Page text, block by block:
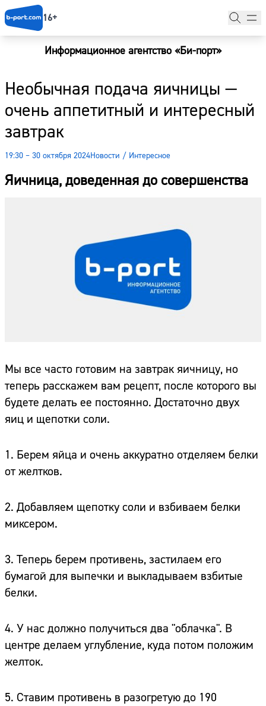
16+
Информационное агентство «Би-порт»
Необычная подача яичницы —
очень аппетитный и интересный
завтрак
19:30 – 30 октября 2024Новости / Интересное
Яичница, доведенная до совершенства
Мы все часто готовим на завтрак яичницу, но
теперь расскажем вам рецепт, после которого вы
будете делать ее постоянно. Достаточно двух
яиц и щепотки соли.
1. Берем яйца и очень аккуратно отделяем белки
от желтков.
2. Добавляем щепотку соли и взбиваем белки
миксером.
3. Теперь берем противень, застилаем его
бумагой для выпечки и выкладываем взбитые
белки.
4. У нас должно получиться два "облачка". В
центре делаем углубление, куда потом положим
желток.
5. Ставим противень в разогретую до 190
Новости
Наши гости
Фоторепортажи
Погода